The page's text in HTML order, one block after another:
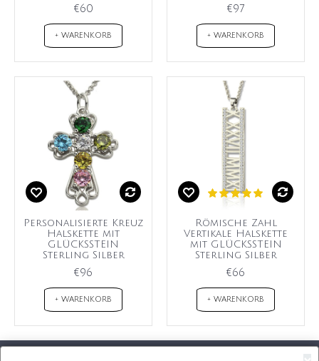
€60
+ WARENKORB
€97
+ WARENKORB
Personalisierte Kreuz
Halskette mit
GLÜCKSSTEIN
Sterling Silber
€96
+ WARENKORB
Römische Zahl
Vertikale Halskette
mit GLÜCKSSTEIN
Sterling Silber
€66
+ WARENKORB